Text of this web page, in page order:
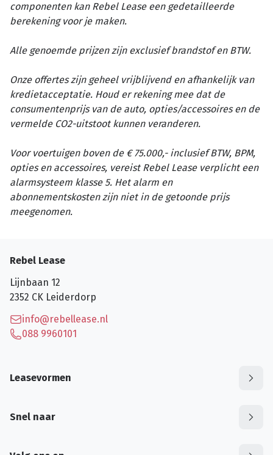
componenten kan Rebel Lease een gedetailleerde
berekening voor je maken.
Alle genoemde prijzen zijn exclusief brandstof en BTW.
Onze offertes zijn geheel vrijblijvend en afhankelijk van
kredietacceptatie. Houd er rekening mee dat de
consumentenprijs van de auto, opties/accessoires en de
vermelde CO2-uitstoot kunnen veranderen.
Voor voertuigen boven de € 75.000,- inclusief BTW, BPM,
opties en accessoires, vereist Rebel Lease verplicht een
alarmsysteem klasse 5. Het alarm en
abonnementskosten zijn niet in de getoonde prijs
meegenomen.
Rebel Lease
Lijnbaan 12
2352 CK Leiderdorp
info@rebellease.nl
088 9960101
Leasevormen
Snel naar